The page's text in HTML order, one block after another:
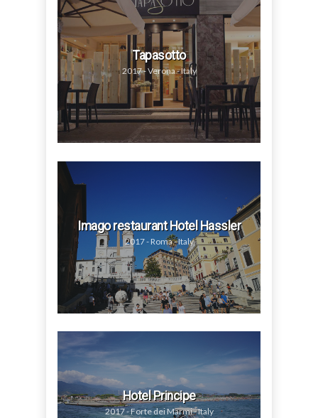
Tapasotto
2017 - Verona - Italy
Imago restaurant Hotel Hassler
2017 - Roma - Italy
Hotel Principe
2017 - Forte dei Marmi - Italy